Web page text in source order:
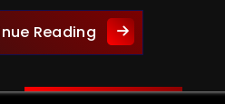
ReadingRupiah di